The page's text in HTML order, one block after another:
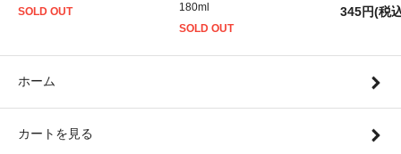
SOLD OUT
180ml
SOLD OUT
345円(税
ホーム
カートを見る